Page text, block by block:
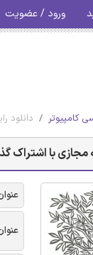
ورود / عضویت
کامپیوتر دانلود
مجازی با اشتراک